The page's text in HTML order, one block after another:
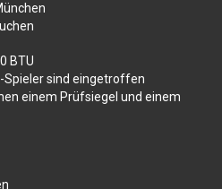
BTU
Spieler sind eingetroffen
einem Prüfsiegel und einem